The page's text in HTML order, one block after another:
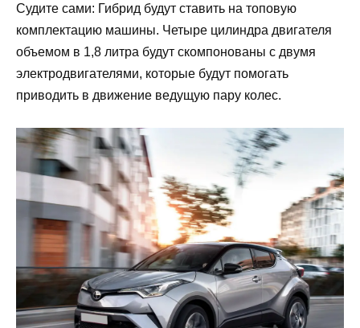
Судите сами: Гибрид будут ставить на топовую
комплектацию машины. Четыре цилиндра двигателя
объемом в 1,8 литра будут скомпонованы с двумя
электродвигателями, которые будут помогать
приводить в движение ведущую пару колес.